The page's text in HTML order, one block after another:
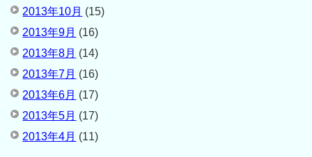
2013年10月 (15)
2013年9月 (16)
2013年8月 (14)
2013年7月 (16)
2013年6月 (17)
2013年5月 (17)
2013年4月 (11)